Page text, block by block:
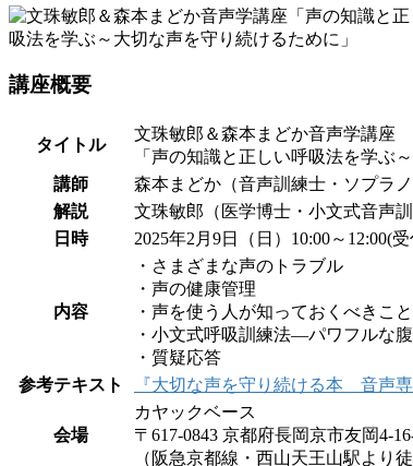
講座概要
タイトル
文珠敏郎＆森本まどか音声学講座
「声の知識と正しい呼吸法を学ぶ
講師
森本まどか（音声訓練士・ソプラノ
解説
文珠敏郎（医学博士・小文式音声
日時
2025年2月9日（日）10:00～12:00(
内容
・さまざまな声のトラブル
・声の健康管理
・声を使う人が知っておくべきこと
・小文式呼吸訓練法―パワフルな
・質疑応答
参考テキスト
『大切な声を守り続ける本 音声
会場
カヤックベース
〒617-0843 京都府長岡京市友岡4-
（阪急京都線・西山天王山駅より